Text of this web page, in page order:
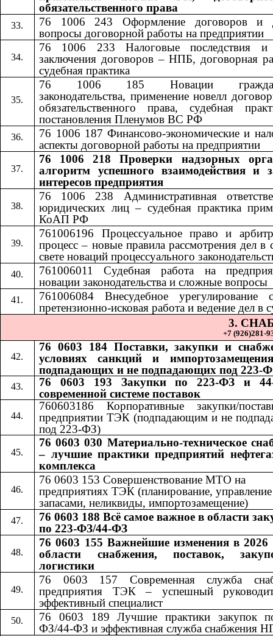
обязательственного права
76 1006 243
Оформление договоров и
вопросы договорной работы на предприятии
76 1006 233 Налоговые последствия и
заключения договоров – НПБ, договорная
судебная практика
76 1006 185 Новации
законодательства, применение новелл
обязательственного права, судебная
постановления Пленумов ВС РФ
76 1006 187 Финансово-экономические и
аспекты договорной работы на предприятии
76 1006 218 Проверки надзорных
алгоритм успешного взаимодействия и
интересов предприятия
76 1006 238 Административная
юридических лиц – судебная практика
КоАП РФ
761006196 Процессуальное право и
процесс – новые правила рассмотрения дел в
свете новаций процессуального
761006011 Судебная работа на
новации законодательства и сложные вопросы
761006084 Внесудебное урегулирование
претензионно-исковая работа и ведение дел в
3.
+7 (926)281-
76 0603 184 Поставки, закупки и
условиях санкций и
подпадающих и не подпадающих под 223-
76 0603 193 Закупки по 223-ФЗ и
современной системе поставок
760603186 Корпоративные закупки/
предприятии ТЭК (подпадающим и не
под 223-ФЗ)
76 0603 030 Материально-техническое
– лучшие практики предприятий
комплекса
76 0603 153 Совершенствование МТО на
предприятиях ТЭК (планирование, управление
запасами, неликвиды, импортозамещение)
76 0603 188 Всё самое важное в области
по 223-ФЗ/44-ФЗ
76 0603 155 Важнейшие изменения в 2026
области снабжения, поставок,
логистики
76 0603 157 Современная служба
предприятия ТЭК – успешный
эффективный специалист
76 0603 189 ​​Лучшие практики закупок
ФЗ/44-ФЗ и эффективная служба снабжения